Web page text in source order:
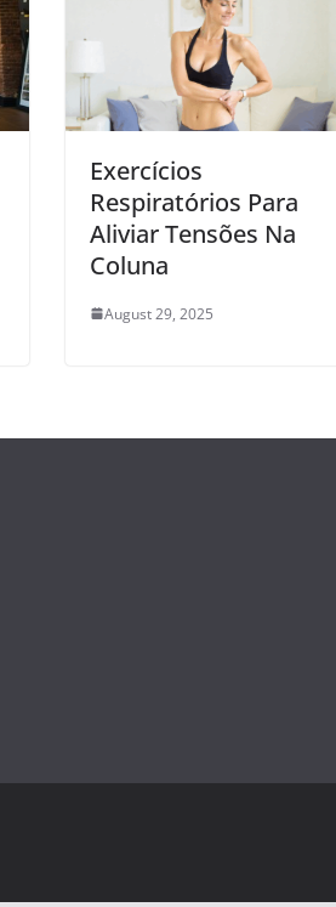
Exercícios
Respiratórios Para
Aliviar Tensões Na
Coluna
August 29, 2025